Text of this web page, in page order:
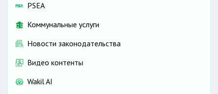
PSEA
Коммунальные услуги
Новости законодательства
Видео контенты
Wakil AI